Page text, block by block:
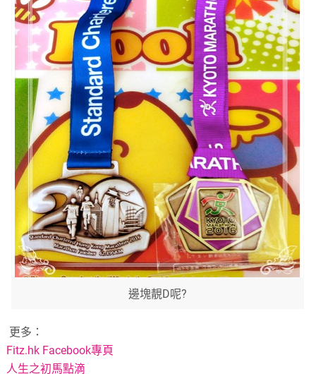
邊塊靚D呢?
更多：
Fitz.hk Facebook專頁
人生之初馬點滴